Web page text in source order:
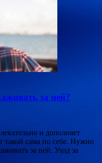
за ней?
и дополняет
сама по себе. Нужно
за ней. Уход за